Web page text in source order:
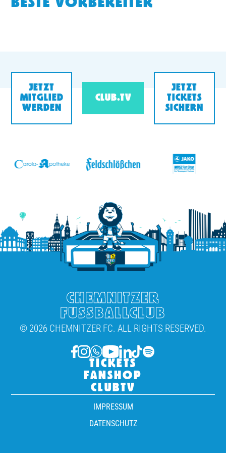
BESTE VORBEREITER
JETZT
MITGLIED
WERDEN
CLUB.TV
JETZT
TICKETS
SICHERN
CHEMNITZER
FUSSBALLCLUB
© 2026 CHEMNITZER FC. ALL RIGHTS RESERVED.
TICKETS
FANSHOP
CLUBTV
IMPRESSUM
DATENSCHUTZ